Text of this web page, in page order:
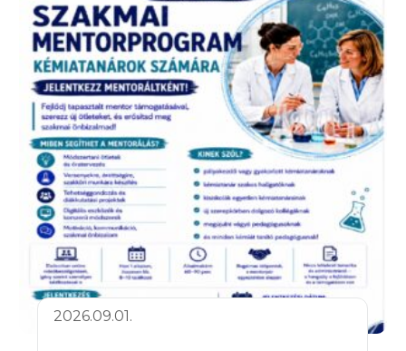
2026.09.01.